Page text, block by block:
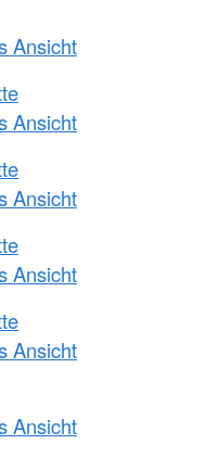
Ansicht
Ansicht
Ansicht
Ansicht
Ansicht
Ansicht